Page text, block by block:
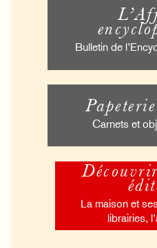
Bulletin de
Carnets et
La maison et
librairies,